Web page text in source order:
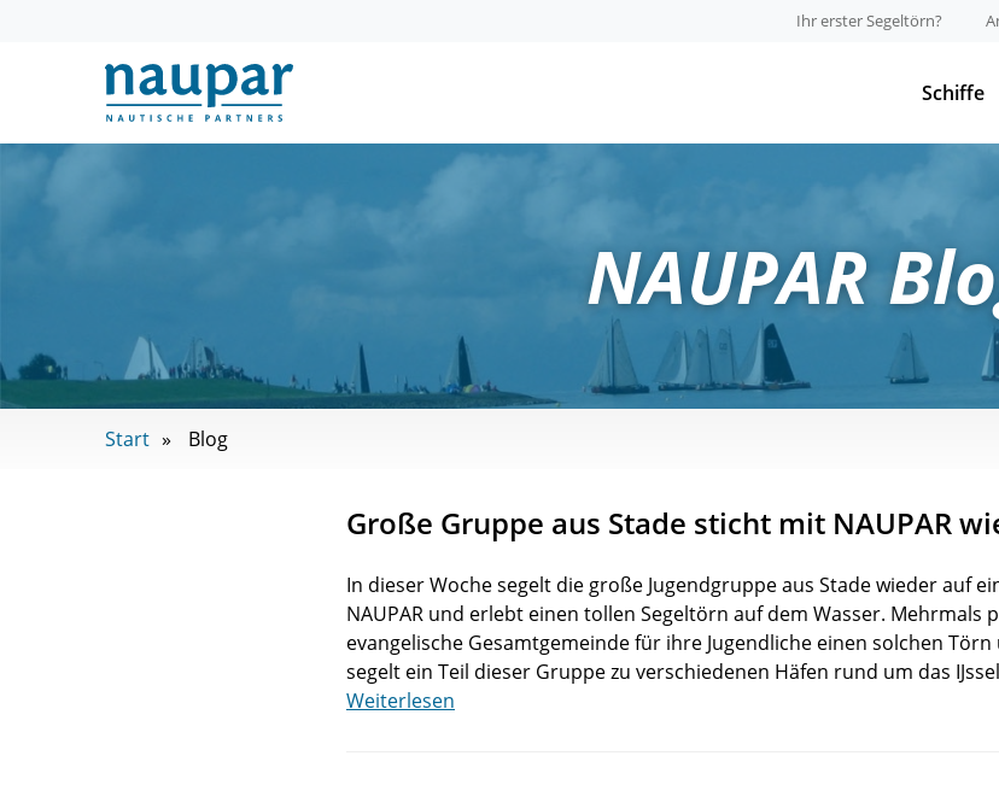
Ihr erster Segeltörn?
Schiffe
NAUPAR
Start Blog
Große Gruppe aus Stade sticht mit NAUPAR
In dieser Woche segelt die große Jugendgruppe aus Stade wieder auf
NAUPAR und erlebt einen tollen Segeltörn auf dem Wasser. Mehrmals
evangelische Gesamtgemeinde für ihre Jugendliche einen solchen
segelt ein Teil dieser Gruppe zu verschiedenen Häfen rund um das
Weiterlesen